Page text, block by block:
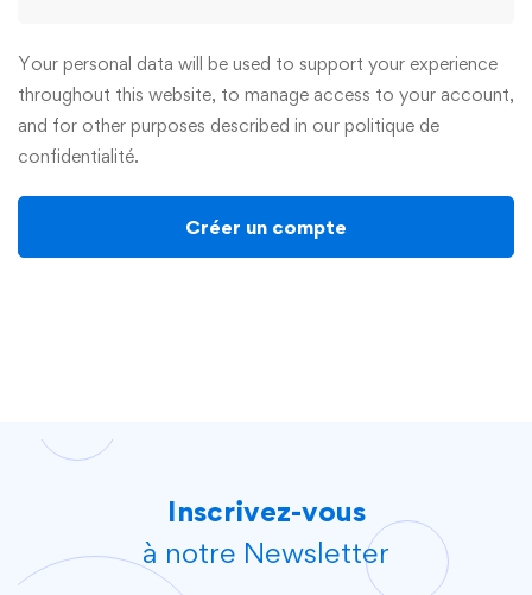
Your personal data will be used to support your experience
throughout this website, to manage access to your account,
and for other purposes described in our politique de
confidentialité.
Créer un compte
Inscrivez-vous
à notre Newsletter